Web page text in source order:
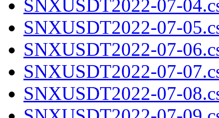
SNXUSDT2022-07-
SNXUSDT2022-07-
SNXUSDT2022-07-
SNXUSDT2022-07-
SNXUSDT2022-07-